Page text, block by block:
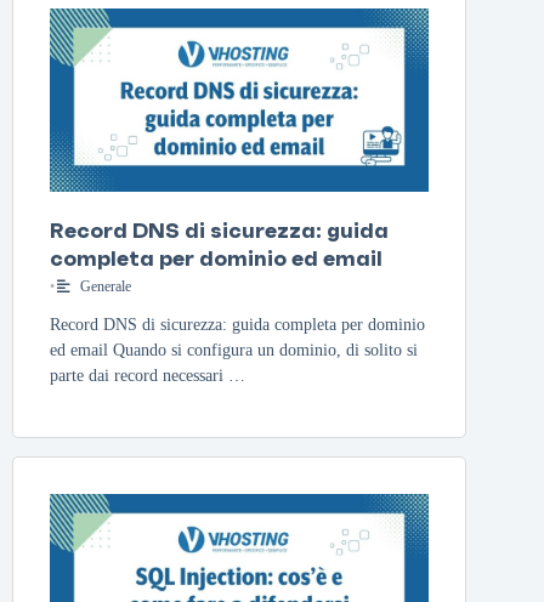
Record DNS di sicurezza: guida
completa per dominio ed email
• Generale
Record DNS di sicurezza: guida completa per dominio
ed email Quando si configura un dominio, di solito si
parte dai record necessari …